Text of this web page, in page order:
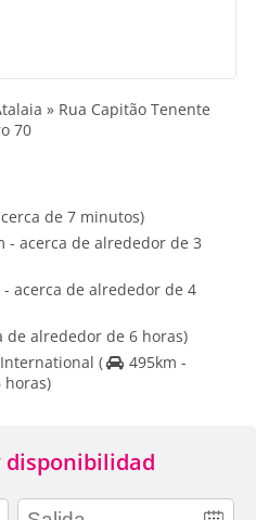
» Rua Capitão Tenente
70
de 7 minutos)
- acerca de alrededor de 3
- acerca de alrededor de 4
de alrededor de 6 horas)
(
495km -
horas)
disponibilidad